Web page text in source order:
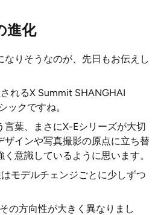
進化
なりそうなのが、先日もお伝えし
れるX Summit SHANGHAI
ックですね。
言葉、まさにX-Eシリーズが大切
ザインや写真撮影の原点に立ち替
意識しているように思います。
モデルチェンジごとに少しずつ
の方向性が大きく異なりまし